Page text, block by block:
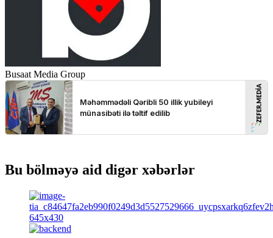
Busaat Media Group
Bu bölməyə aid digər xəbərlər